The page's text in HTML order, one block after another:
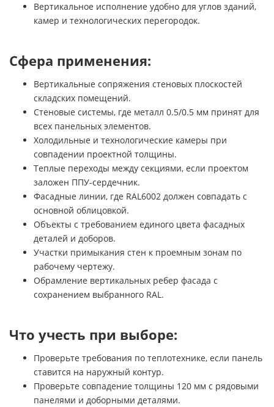
Вертикальное исполнение удобно для углов зданий,
камер и технологических перегородок.
Сфера применения:
Вертикальные сопряжения стеновых плоскостей
складских помещений.
Стеновые системы, где металл 0.5/0.5 мм принят для
всех панельных элементов.
Холодильные и технологические камеры при
совпадении проектной толщины.
Теплые переходы между секциями, если проектом
заложен ППУ-сердечник.
Фасадные линии, где RAL6002 должен совпадать с
основной облицовкой.
Объекты с требованием единого цвета фасадных
деталей и доборов.
Участки примыкания стен к проемным зонам по
рабочему чертежу.
Обрамление вертикальных ребер фасада с
сохранением выбранного RAL.
Что учесть при выборе:
Проверьте требования по теплотехнике, если панель
ставится на наружный контур.
Проверьте совпадение толщины 120 мм с рядовыми
панелями и доборными деталями.